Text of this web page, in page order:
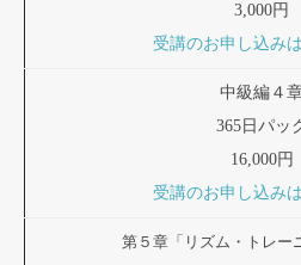
3,000円
受講のお申し込み
中級編４
365日パッ
16,000円
受講のお申し込み
第５章「リズム・トレー